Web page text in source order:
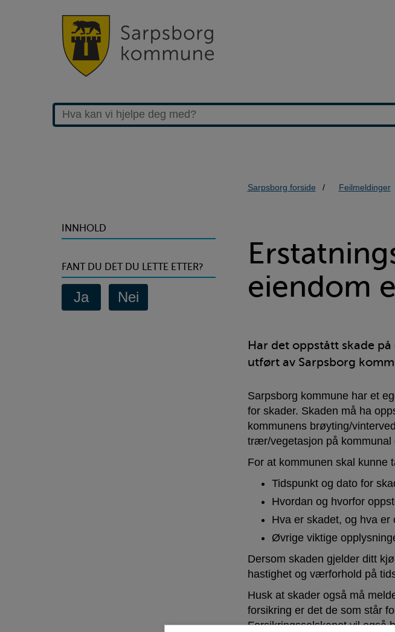
Sarpsborg forside Feilmeldinger
>Erstatningskrav
skade
på
INNHOLD
FANT DU DET DU LETTE ETTER?
eiendom
Har det oppstått skade
utført av Sarpsborg
Sarpsborg kommune har et
for skader. Skaden må ha
kommunens brøyting/
trær/vegetasjon på kommunal
For at kommunen skal kunne
Tidspunkt og dato for
Hvordan og hvorfor
Hva er skadet, og hva er
Øvrige viktige
Dersom skaden gjelder ditt
hastighet og værforhold på
Husk at skader også må
forsikring er det de som står
Forsikringsselskapet vil også